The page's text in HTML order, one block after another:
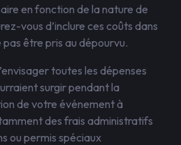
en fonction de la nature de
vous d’inclure ces coûts dans
être pris au dépourvu.
toutes les dépenses
surgir pendant la
de votre événement à
des frais administratifs
ou permis spéciaux